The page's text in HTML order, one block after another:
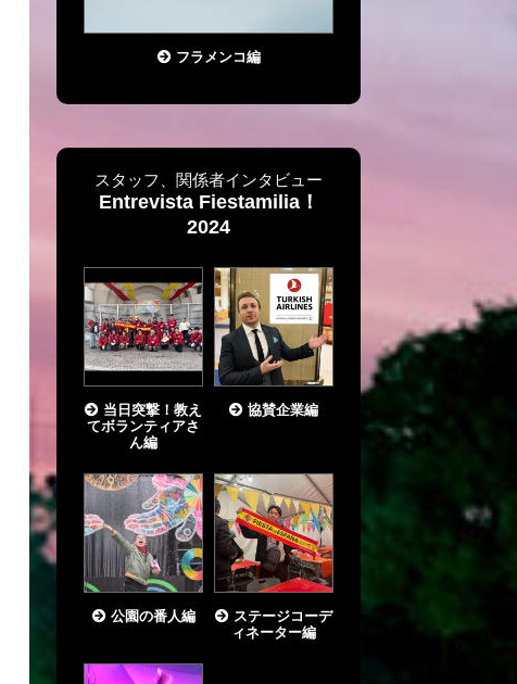
フラメンコ編
スタッフ、関係者インタビュー
Entrevista Fiestamilia！
2024
当日突撃！教え
てボランティアさ
ん編
協賛企業編
公園の番人編
ステージコーデ
ィネーター編